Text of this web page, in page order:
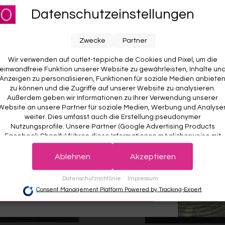
anzeigen
Ab €119,00
Weitere Farben anzeigen
Datenschutzeinstellungen
Wir verwenden auf outlet-teppiche.de Cookies und Pixel, um die
einwandfreie Funktion unserer Website zu gewährleisten, Inhalte und
Anzeigen zu personalisieren, Funktionen für soziale Medien anbieten
zu können und die Zugriffe auf unserer Website zu analysieren.
Außerdem geben wir Informationen zu Ihrer Verwendung unserer
an unsere Partner für soziale Medien, Werbung und
weiter. Dies umfasst auch die Erstellung pseudonymer
Nutzungsprofile. Unsere Partner (Google Advertising Products
Facebook Shopify) führen diese Informationen möglicherweise mit
weiteren Daten zusammen, die Sie ihnen bereitgestellt haben (bspw.
anhand eines persönlichen Accounts) oder welche sie im Rahmen
können Sie jederzeit widerrufen, indem Sie auf den Datenschutz-
Button links unten klicken und dort die entsprechenden Anpassungen
vornehmen.
Datenschutzrichtlinie Impressum
Zwecke Partner
Ablehnen Akzeptieren
Consent Management Platform Powered by Tracking-Expert
AUF DEINE
BESTELLUNG! 😍
Deine Daten werden sicher gespeichert und gemäß unserer
Der Willkommensrabatt ist nur einmal pro Kunde gültig – auch bei
Anmeldung wird kein weiterer Code vergeben.
JETZT ANMELDEN